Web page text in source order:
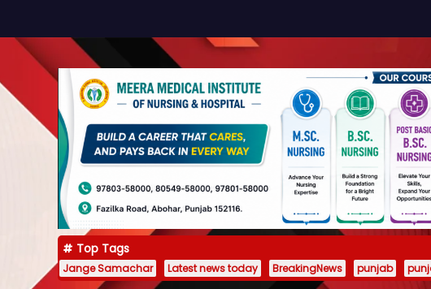
Top Tags
Jange Samachar Latest news today BreakingNews punjab